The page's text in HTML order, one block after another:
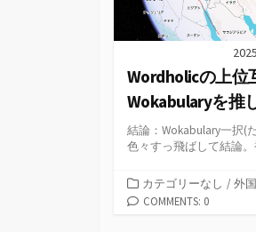
Wordholicの上位
Wokabularyを推
結論：Wokabulary一択(
色々すっ飛ばして結論
カ
テ
カテゴリーなし / 外
COMMENTS: 0